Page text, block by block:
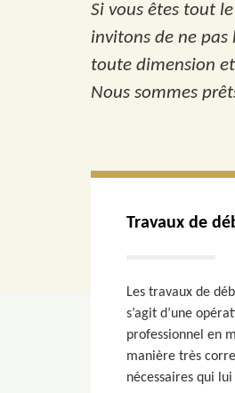
Si vous êtes tout
invitons de ne
toute dimension
Nous sommes
Travaux de
Les travaux de
s’agit d’une
professionnel en
manière très
nécessaires qui